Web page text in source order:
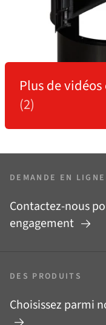
Plus de
(2)
DEMANDE EN LIGNE
Contactez-nous
engagement
DES PRODUITS
Choisissez parmi